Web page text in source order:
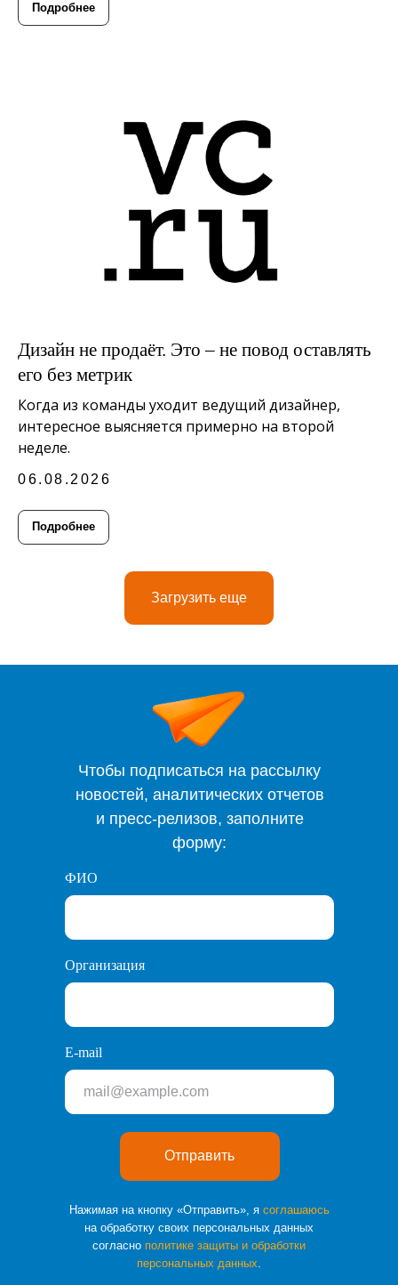
Подробнее
Дизайн не продаёт. Это – не повод оставлять
его без метрик
Когда из команды уходит ведущий дизайнер,
интересное выясняется примерно на второй
неделе.
06.08.2026
Подробнее
Загрузить еще
ФИО
Организация
E-mail
Отправить
Чтобы подписаться на рассылку
новостей, аналитических отчетов
и пресс-релизов, заполните
форму:
Нажимая на кнопку «Отправить», я соглашаюсь
на обработку своих персональных данных
согласно политике защиты и обработки
персональных данных